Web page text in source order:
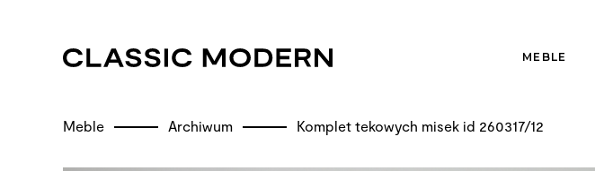
MEBLE
Meble Archiwum Komplet tekowych misek id 260317/12